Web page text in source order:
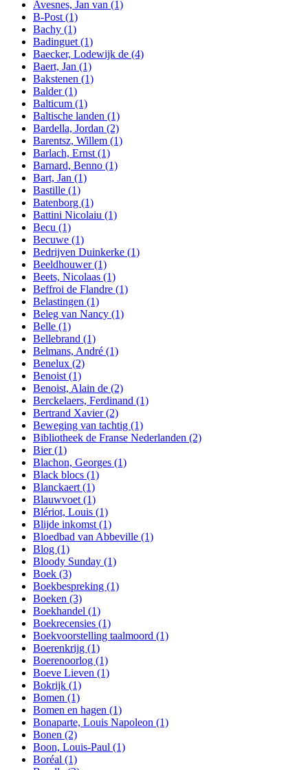
Avesnes, Jan van (1)
B-Post (1)
Bachy (1)
Badinguet (1)
Baecker, Lodewijk de (4)
Baert, Jan (1)
Bakstenen (1)
Balder(1)
Balticum (1)
Baltische landen (1)
Bardella, Jordan (2)
Barentsz, Willem (1)
Barlach, Ernst (1)
Barnard, Benno (1)
Bart, Jan (1)
Bastille (1)
Batenborg (1)
Battini Nicolaiu (1)
Becu (1)
Becuwe (1)
Bedrijven Duinkerke (1)
Beeldhouwer(1)
Beets, Nicolaas (1)
Beffroi de Flandre (1)
Belastingen (1)
Beleg van Nancy (1)
Belle (1)
Bellebrand (1)
Belmans, André (1)
Benelux (2)
Benoist (1)
Benoist, Alain de (2)
Berckelaers, Ferdinand (1)
Bertrand Xavier(2)
Beweging van tachtig (1)
Bibliotheek de Franse Nederlanden (2)
Bier(1)
Blachon, Georges (1)
Black blocs (1)
Blanckaert (1)
Blauwvoet (1)
Blériot, Louis (1)
Blijde inkomst (1)
Bloedbad van Abbeville (1)
Blog (1)
Bloody Sunday (1)
Boek (3)
Boekbespreking (1)
Boeken (3)
Boekhandel (1)
Boekrecensies (1)
Boekvoorstelling taalmoord (1)
Boerenkrijg (1)
Boerenoorlog (1)
Boeve Lieven (1)
Bokrijk (1)
Bomen (1)
Bomen en hagen (1)
Bonaparte, Louis Napoleon (1)
Bonen (2)
Boon, Louis-Paul (1)
Boréal (1)